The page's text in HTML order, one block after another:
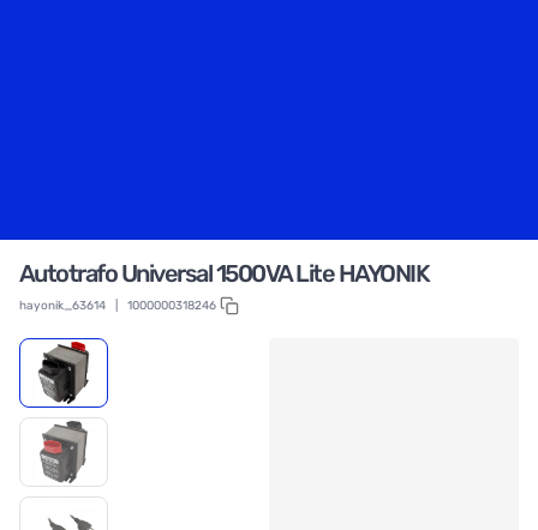
Autotrafo Universal 1500VA Lite HAYONIK
hayonik_63614 1000000318246